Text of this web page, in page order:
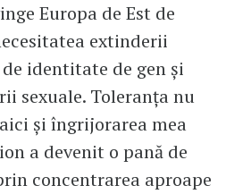
Europa de Est de
extinderii
identitate de gen și
sexuale. Toleranța nu
și îngrijorarea mea
a devenit o pană de
concentrarea aproape